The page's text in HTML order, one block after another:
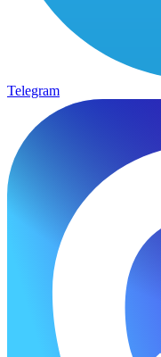
Telegram